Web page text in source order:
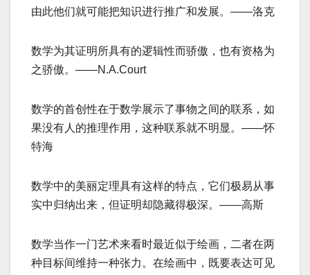
由此他们就可能把知识进行推广和发展。——洛克
数学为其证明所具有的逻辑性而骄傲，也有资格为
之骄傲。——N.A.Court
数学的首创性在于数学展示了事物之间的联系，如
果没有人的推理作用，这种联系就不明显。——怀
特海
数学中的美丽定理具有这样的特点，它们极易从事
实中归纳出来，但证明却隐藏得极深。——高斯
数学当作一门艺术来看时最近似于绘画，二者在两
种目标间维持一种张力。在绘画中，既要表达可见